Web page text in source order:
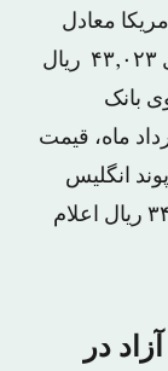
معادل
۲۵,۵۲۴ ریال، قیمت پوند انگلیس معادل ۴۳,۰۲۳ ریال
از سوی بانک
ماه، قیمت
قیمت پوند انگلیس
۴۳,۰۳۸ ریال و قیمت یورو معادل ۳۴,۸۵۵ ریال اعلام
در